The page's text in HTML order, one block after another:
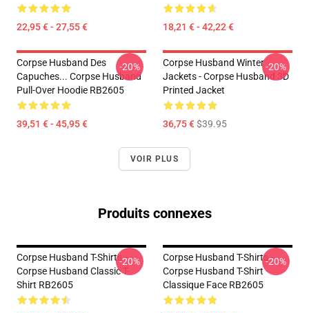
22,95 € - 27,55 € 18,21 € - 42,22 €
Corpse Husband Des
Capuches... Corpse Husband
Pull-Over Hoodie RB2605
39,51 € - 45,95 €
-20%
Corpse Husband Winter
Jackets - Corpse Husband 3D
Printed Jacket
36,75 €$39.95
-20%
VOIR PLUS
Produits connexes
Corpse Husband T-Shirts -
Corpse Husband Classic T-
Shirt RB2605
-20%
Corpse Husband T-Shirts -
Corpse Husband T-Shirt
Classique Face RB2605
-20%